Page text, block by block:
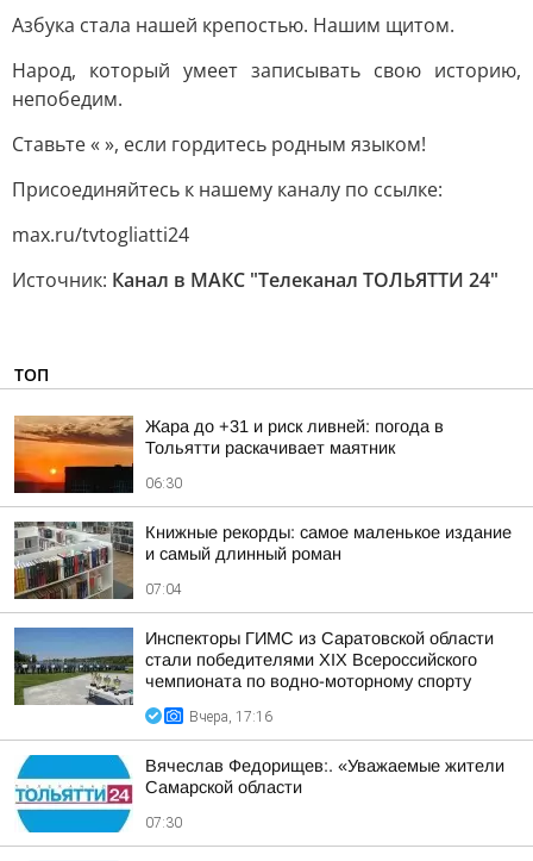
Азбука стала нашей крепостью. Нашим щитом.
Народ, который умеет записывать свою историю,
непобедим.
Ставьте « », если гордитесь родным языком!
Присоединяйтесь к нашему каналу по ссылке:
max.ru/tvtogliatti24
Источник: Канал в МАКС "Телеканал ТОЛЬЯТТИ 24"
ТОП
Жара до +31 и риск ливней: погода в
Тольятти раскачивает маятник
06:30
Книжные рекорды: самое маленькое издание
и самый длинный роман
07:04
Инспекторы ГИМС из Саратовской области
стали победителями XIX Всероссийского
чемпионата по водно-моторному спорту
Вчера, 17:16
Вячеслав Федорищев:. «Уважаемые жители
Самарской области
07:30